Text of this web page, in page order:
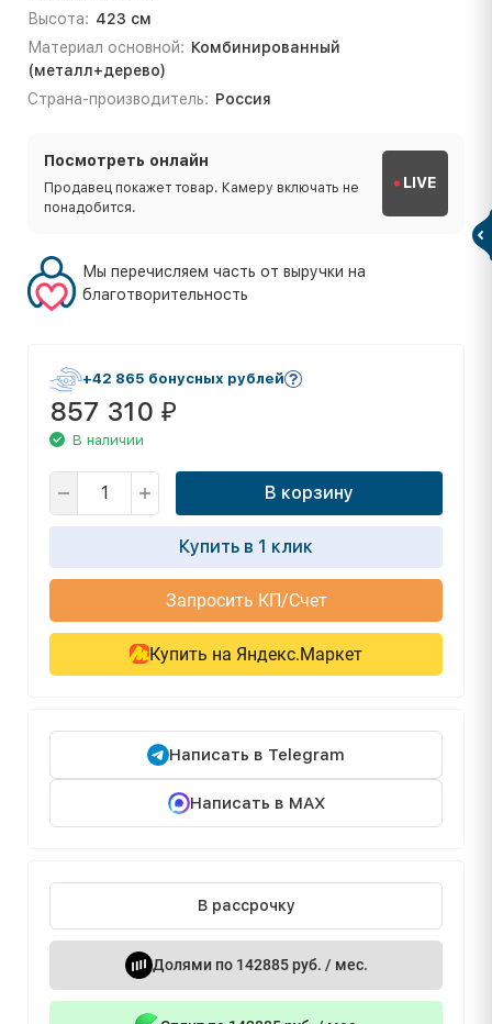
Высота: 423 см
Материал основной: Комбинированный
(металл+дерево)
Страна-производитель: Россия
Посмотреть онлайн
Продавец покажет товар. Камеру включать не
понадобится.
LIVE
Мы перечисляем часть от выручки на
благотворительность
+42 865 бонусных рублей
857 310 ₽
В наличии
В корзину
Купить в 1 клик
Запросить КП/Счет
Купить на Яндекс.Маркет
Написать в Telegram
Написать в MAX
В рассрочку
Долями по 142885 руб. / мес.